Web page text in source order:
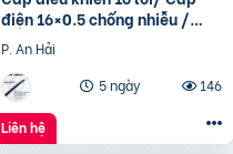
điện 16×0.5 chống nhiễu /
Control Cable SH -500
16×0.75 Altek Kabel
P. An Hải
5 ngày
146
Liên hệ